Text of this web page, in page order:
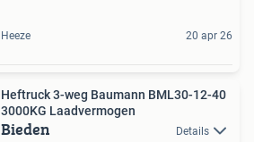
Heeze 20 apr 26
Heftruck 3-weg Baumann BML30-12-40
3000KG Laadvermogen
Bieden Details